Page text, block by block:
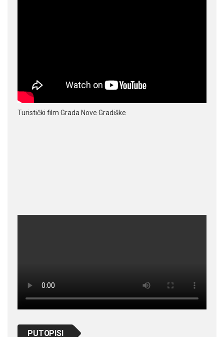
Turistički film Grada Nove Gradiške
PUTOPISI